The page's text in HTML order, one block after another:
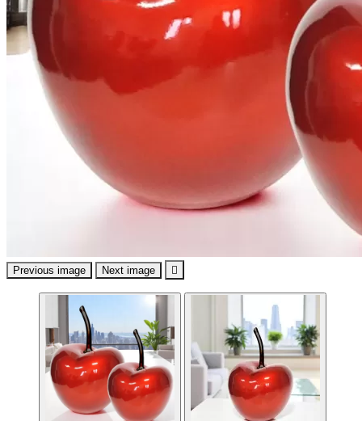
Previous image Next image 